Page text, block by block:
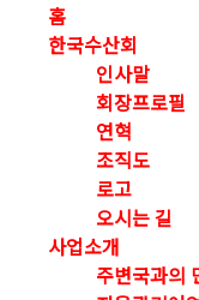
홈
한국수산회
인사말
회장프로필
연혁
조직도
로고
오시는 길
사업소개
주변국과의